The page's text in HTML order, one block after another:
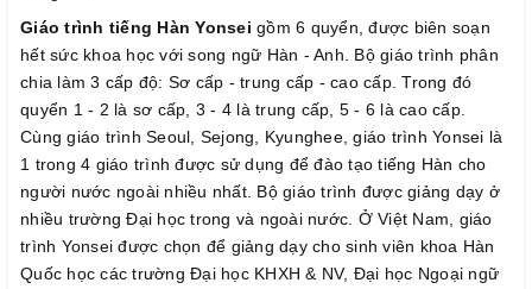
Giáo trình tiếng Hàn Yonsei gồm 6 quyển, được biên soạn
hết sức khoa học với song ngữ Hàn - Anh. Bộ giáo trình phân
chia làm 3 cấp độ: Sơ cấp - trung cấp - cao cấp. Trong đó
quyển 1 - 2 là sơ cấp, 3 - 4 là trung cấp, 5 - 6 là cao cấp.
Cùng giáo trình Seoul, Sejong, Kyunghee, giáo trình Yonsei là
1 trong 4 giáo trình được sử dụng để đào tạo tiếng Hàn cho
người nước ngoài nhiều nhất. Bộ giáo trình được giảng dạy ở
nhiều trường Đại học trong và ngoài nước. Ở Việt Nam, giáo
trình Yonsei được chọn để giảng dạy cho sinh viên khoa Hàn
Quốc học các trường Đại học KHXH & NV, Đại học Ngoại ngữ